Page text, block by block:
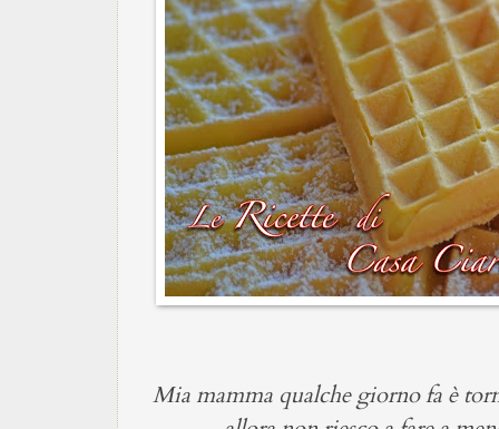
Mia mamma qualche giorno fa è